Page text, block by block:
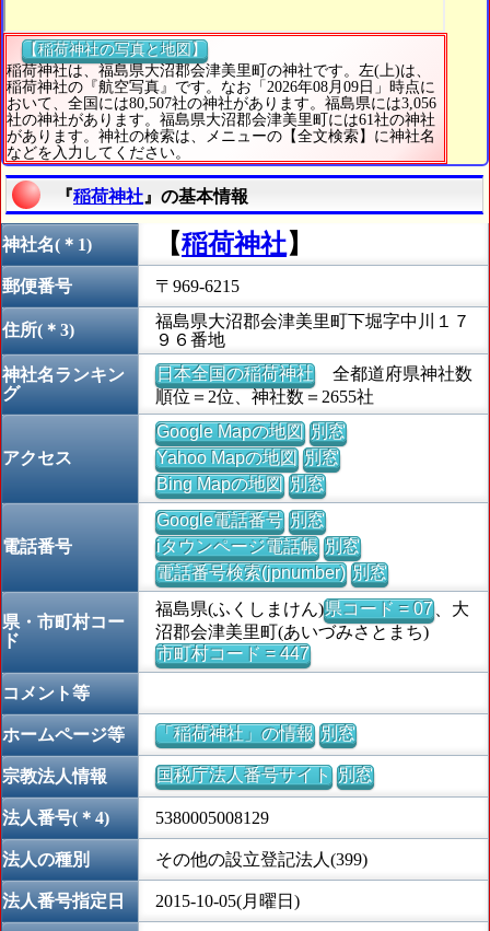
【稲荷神社の写真と地図】
稲荷神社は、福島県大沼郡会津美里町の神社です。左(上)は、
稲荷神社の『航空写真』です。なお「2026年08月09日」時点に
おいて、全国には80,507社の神社があります。福島県には3,056
社の神社があります。福島県大沼郡会津美里町には61社の神社
があります。神社の検索は、メニューの【全文検索】に神社名
などを入力してください。
『稲荷神社 』の基本情報
神社名(＊1) 【稲荷神社】
郵便番号 〒969-6215
住所(＊3)
福島県大沼郡会津美里町下堀字中川１７
９６番地
神社名ランキン
グ
日本全国の稲荷神社全都道府県神社数
順位＝2位、神社数＝2655社
アクセス
Google Mapの地図 別窓
Yahoo Mapの地図 別窓
Bing Mapの地図 別窓
電話番号
Google電話番号 別窓
iタウンページ電話帳 別窓
電話番号検索(jpnumber) 別窓
県・市町村コー
ド
福島県(ふくしまけん)県コード = 07、大
沼郡会津美里町(あいづみさとまち)
市町村コード = 447
コメント等
ホームページ等 「稲荷神社」の情報 別窓
宗教法人情報 国税庁法人番号サイト 別窓
法人番号(＊4) 5380005008129
法人の種別 その他の設立登記法人(399)
法人番号指定日 2015-10-05(月曜日)